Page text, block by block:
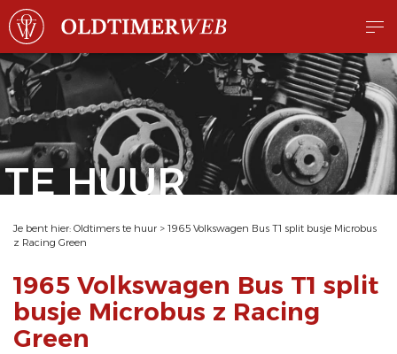
TE HUUR
Je bent hier: Oldtimers te huur > 1965 Volkswagen Bus T1 split busje Microbus
z Racing Green
1965 Volkswagen Bus T1 split
busje Microbus z Racing
Green